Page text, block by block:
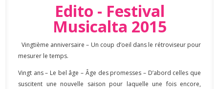
Edito - Festival
Musicalta 2015
Vingtième anniversaire – Un coup d’oeil dans le rétroviseur pour
mesurer le temps.
Vingt ans – Le bel âge – Âge des promesses – D’abord celles que
suscitent une nouvelle saison pour laquelle une fois encore,